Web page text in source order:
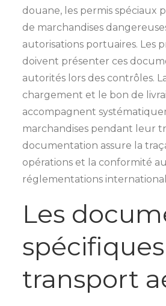
douane, les permis spéciaux
de marchandises
autorisations portuaires. Les
doivent présenter ces
autorités lors des contrôles.
chargement et le bon de
accompagnent
marchandises pendant leur
documentation assure la
opérations et la conformité
réglementations
Les
transport